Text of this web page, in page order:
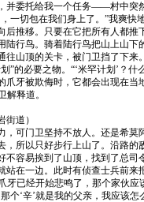
并委托给我一个任务——村中突
一切包在我们身上了。”我爽快
后推移。只要在它把所有人都
陆行鸟。骑着陆行鸟把山上山
往山顶的关卡，被门卫挡了下来
”的必要之物。“‘米罕计划’？什
爪牙被欺侮时，它都会出现在
解释道。
道）
可门卫坚持不放人。还是希莫
，所以只好步行上山了。沿路
不容易挨到了山顶，找到了总
站在一边。此时有侦查士兵前
牙已经开始悲鸣了，那个家伙
个‘辛’就是我的父亲，我应该